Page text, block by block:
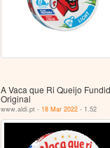
A Vaca que Ri Queijo
Original
www.aldi.pt - 18 Mar 2022 - 1.52